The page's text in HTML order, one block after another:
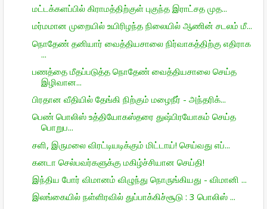
மட்டக்களப்பில் கிராமத்திற்குள் புகுந்த இராட்சத முத...
மர்மமான முறையில் உயிரிழந்த நிலையில் ஆணின் சடலம் மீ...
நொதேண் தனியார் வைத்தியசாலை நிர்வாகத்திற்கு எதிராக
...
பணத்தை மீதப்படுத்த நொதேண் வைத்தியசாலை செய்த
இழிவான...
பிரதான வீதியில் தேங்கி நிற்கும் மழைநீர் - அந்தரிக்...
பெண் பொலிஸ் உத்தியோகஸ்தரை துஷ்பிரயோகம் செய்த
பொறுப...
சளி, இருமலை விரட்டியடிக்கும் மிட்டாய்! செய்வது எப்...
கனடா செல்பவர்களுக்கு மகிழ்ச்சியான செய்தி!
இந்திய போர் விமானம் விழுந்து நொருங்கியது - விமானி ...
இலங்கையில் நள்ளிரவில் துப்பாக்கிச்சூடு : 3 பொலிஸ் ...